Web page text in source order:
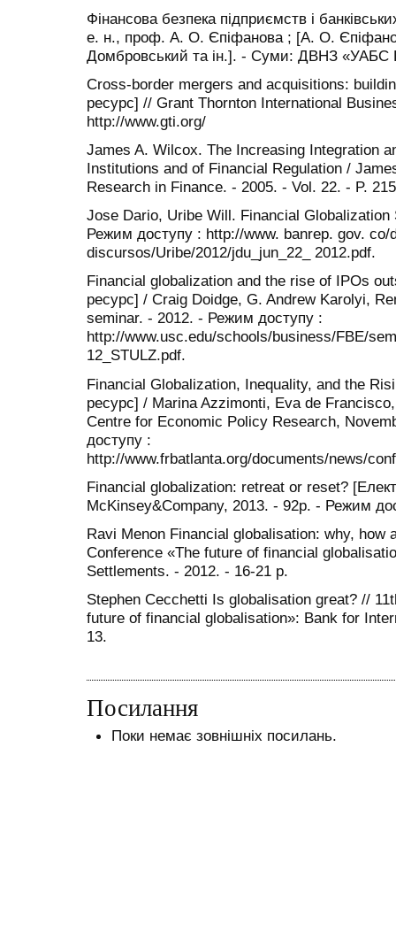
Фінансова безпека підприємств і
е. н., проф. А. О. Єпіфанова ; [А. О.
Домбровський та ін.]. - Суми: ДВНЗ «УАБС
Cross-border mergers and acquisitions:
ресурс] // Grant Thornton International
http://www.gti.org/
James A. Wilcox. The Increasing Integration
Institutions and of Financial Regulation /
Research in Finance. - 2005. - Vol. 22. - P.
Jose Dario, Uribe Will. Financial
Режим досту­пу : http://www. banrep. gov.
discursos/Uribe/2012/jdu_jun_22_ 2012.pdf.
Financial globalization and the rise of IPOs
ресурс] / Craig Doidge, G. Andrew Karolyi,
seminar. - 2012. - Режим доступу :
http://www.usc.edu/schools/business/FBE/
12_STULZ.pdf.
Financial Globalization, Inequality, and the
ресурс] / Marina Azzimonti, Eva de
Centre for Economic Policy Research,
доступу :
http://www.frbatlanta.org/documents/news/
Financial globalization: retreat or reset?
McKinsey&Company, 2013. - 92p. - Режим
Ravi Menon Financial globalisation: why, how
Conference «The future of financial
Settlements. - 2012. - 16-21 p.
Stephen Cecchetti Is globalisation great? //
future of financial globalisation»: Bank for
13.
Посилання
Поки немає зовнішніх посилань.